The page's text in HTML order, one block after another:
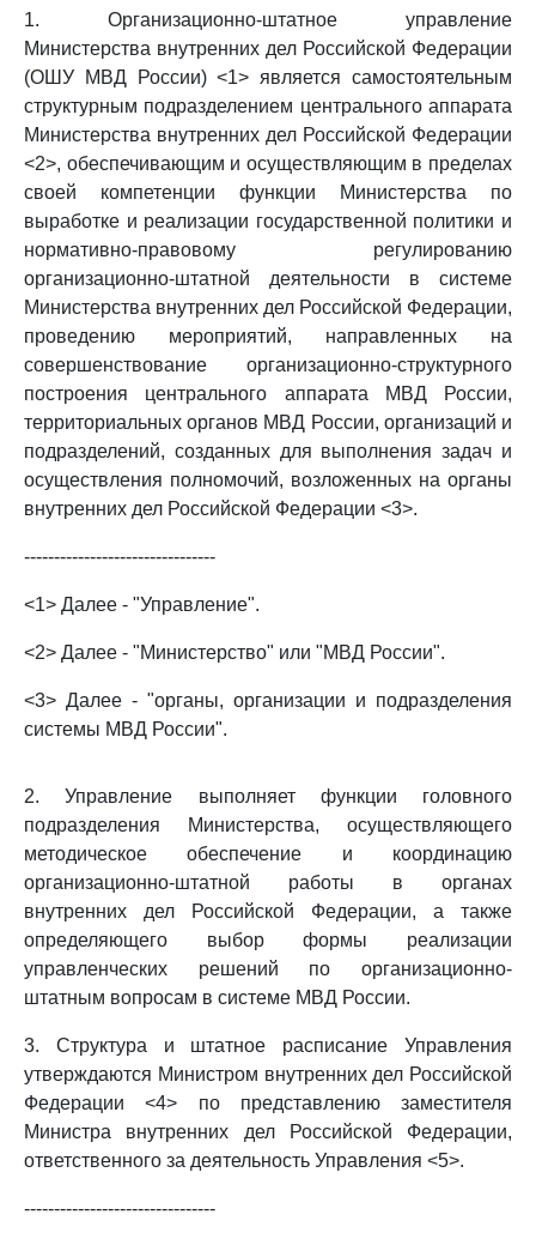
1. Организационно-штатное управление
Министерства внутренних дел Российской Федерации
(ОШУ МВД России) <1> является самостоятельным
структурным подразделением центрального аппарата
Министерства внутренних дел Российской Федерации
<2>, обеспечивающим и осуществляющим в пределах
своей компетенции функции Министерства по
выработке и реализации государственной политики и
нормативно-правовому регулированию
организационно-штатной деятельности в системе
Министерства внутренних дел Российской Федерации,
проведению мероприятий, направленных на
совершенствование организационно-структурного
построения центрального аппарата МВД России,
территориальных органов МВД России, организаций и
подразделений, созданных для выполнения задач и
осуществления полномочий, возложенных на органы
внутренних дел Российской Федерации <3>.
--------------------------------
<1> Далее - "Управление".
<2> Далее - "Министерство" или "МВД России".
<3> Далее - "органы, организации и подразделения
системы МВД России".
2. Управление выполняет функции головного
подразделения Министерства, осуществляющего
методическое обеспечение и координацию
организационно-штатной работы в органах
внутренних дел Российской Федерации, а также
определяющего выбор формы реализации
управленческих решений по организационно-
штатным вопросам в системе МВД России.
3. Структура и штатное расписание Управления
утверждаются Министром внутренних дел Российской
Федерации <4> по представлению заместителя
Министра внутренних дел Российской Федерации,
ответственного за деятельность Управления <5>.
--------------------------------